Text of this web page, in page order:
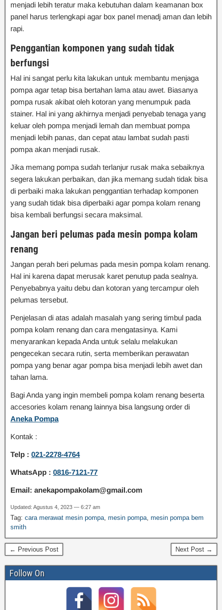
menjadi lebih teratur maka kebutuhan dalam keamanan box
panel harus terlengkapi agar box panel menadj aman dan lebih
rapi.
Penggantian komponen yang sudah tidak
berfungsi
Hal ini sangat perlu kita lakukan untuk membantu menjaga
pompa agar tetap bisa bertahan lama atau awet. Biasanya
pompa rusak akibat oleh kotoran yang menumpuk pada
stainer. Hal ini yang akhirnya menjadi penyebab tenaga yang
keluar oleh pompa menjadi lemah dan membuat pompa
menjadi lebih panas, dan cepat atau lambat sudah pasti
pompa akan menjadi rusak.
Jika memang pompa sudah terlanjur rusak maka sebaiknya
segera lakukan perbaikan, dan jika memang sudah tidak bisa
di perbaiki maka lakukan penggantian terhadap komponen
yang sudah tidak bisa diperbaiki agar pompa kolam renang
bisa kembali berfungsi secara maksimal.
Jangan beri pelumas pada mesin pompa kolam
renang
Jangan perah beri pelumas pada mesin pompa kolam renang.
Hal ini karena dapat merusak karet penutup pada sealnya.
Penyebabnya yaitu debu dan kotoran yang tercampur oleh
pelumas tersebut.
Penjelasan di atas adalah masalah yang sering timbul pada
pompa kolam renang dan cara mengatasinya. Kami
menyarankan kepada Anda untuk selalu melakukan
pengecekan secara rutin, serta memberikan perawatan
pompa yang benar agar pompa bisa menjadi lebih awet dan
tahan lama.
Bagi Anda yang ingin membeli pompa kolam renang beserta
accesories kolam renang lainnya bisa langsung order di
Aneka Pompa
Kontak :
Telp : 021-2278-4764
WhatsApp : 0816-7121-77
Email: anekapompakolam@gmail.com
Updated: Agustus 4, 2023 — 6:27 am
Tag: cara merawat mesin pompa, mesin pompa, mesin pompa bem
smith
← Previous Post Next Post →
Follow On